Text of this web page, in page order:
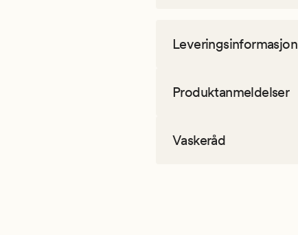
Leveringsinformasjon
Produktanmeldelser
Vaskeråd